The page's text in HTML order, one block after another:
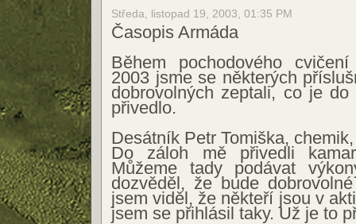
Středa, listopad 19, 2003, 01:35 PM
Časopis Armáda
Během pochodového
2003 jsme se některých
dobrovolných zeptali, co je
přivedlo.
Desátník Petr Tomiška,
Do záloh mě přivedli
Můžeme tady podávat
dozvěděl, že bude
jsem viděl, že někteří jsou v
jsem se přihlásil taky. Už je to